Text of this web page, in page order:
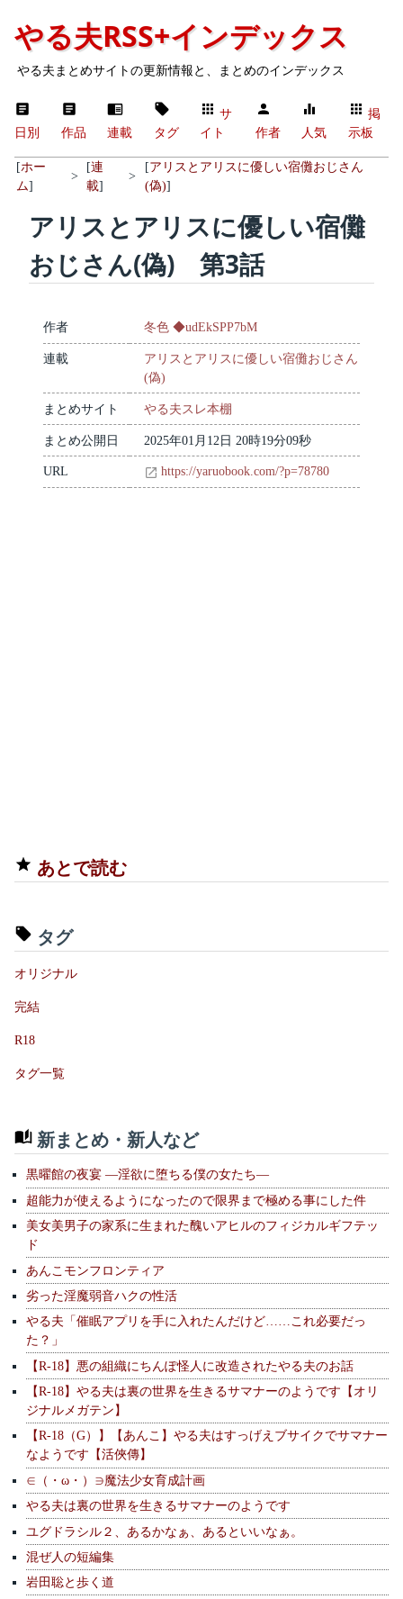
やる夫RSS+インデックス
やる夫まとめサイトの更新情報と、まとめのインデックス
日別 作品 連載 タグ
サ
イト
作者 人気
掲
示板
[ホー
ム]
>
[連
載]
>
[アリスとアリスに優しい宿儺おじさん
(偽)]
アリスとアリスに優しい宿儺
おじさん(偽) 第3話
作者 冬色 ◆udEkSPP7bM
連載
アリスとアリスに優しい宿儺おじさん
(偽)
まとめサイト やる夫スレ本棚
まとめ公開日 2025年01月12日 20時19分09秒
URL https://yaruobook.com/?p=78780
あとで読む
タグ
オリジナル
完結
R18
タグ一覧
新まとめ・新人など
黒曜館の夜宴 —淫欲に堕ちる僕の女たち—
超能力が使えるようになったので限界まで極める事にした件
美女美男子の家系に生まれた醜いアヒルのフィジカルギフテッ
ド
あんこモンフロンティア
劣った淫魔弱音ハクの性活
やる夫「催眠アプリを手に入れたんだけど……これ必要だっ
た？」
【R-18】悪の組織にちんぽ怪人に改造されたやる夫のお話
【R-18】やる夫は裏の世界を生きるサマナーのようです【オリ
ジナルメガテン】
【R-18（G）】【あんこ】やる夫はすっげえブサイクでサマナー
なようです【活俠傳】
∈（・ω・）∋魔法少女育成計画
やる夫は裏の世界を生きるサマナーのようです
ユグドラシル２、あるかなぁ、あるといいなぁ。
混ぜ人の短編集
岩田聡と歩く道